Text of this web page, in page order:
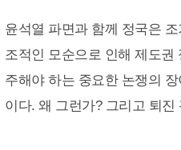
윤석열 파면과 함께 정국은
조적인 모순으로 인해 제도
주해야 하는 중요한 논쟁의
이다. 왜 그런가? 그리고 퇴